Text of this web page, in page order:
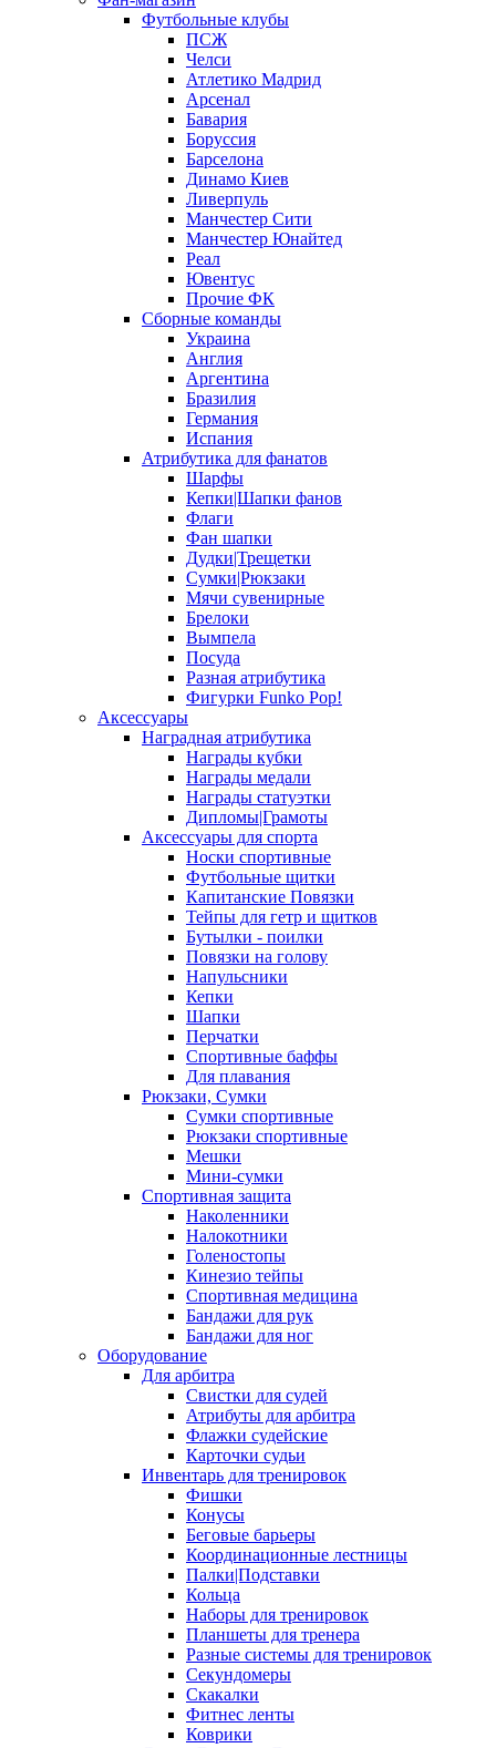
Футбольные клубы
ПСЖ
Челси
Атлетико Мадрид
Арсенал
Бавария
Боруссия
Барселона
Динамо Киев
Ливерпуль
Манчестер Сити
Манчестер Юнайтед
Реал
Ювентус
Прочие ФК
Сборные команды
Украина
Англия
Аргентина
Бразилия
Германия
Испания
Атрибутика для фанатов
Шарфы
Кепки|Шапки фанов
Флаги
Фан шапки
Дудки|Трещетки
Сумки|Рюкзаки
Мячи сувенирные
Брелоки
Вымпела
Посуда
Разная атрибутика
Фигурки Funko Pop!
Аксессуары
Наградная атрибутика
Награды кубки
Награды медали
Награды статуэтки
Дипломы|Грамоты
Аксессуары для спорта
Носки спортивные
Футбольные щитки
Капитанские Повязки
Тейпы для гетр и щитков
Бутылки - поилки
Повязки на голову
Напульсники
Кепки
Шапки
Перчатки
Спортивные баффы
Для плавания
Рюкзаки, Сумки
Сумки спортивные
Рюкзаки спортивные
Мешки
Мини-сумки
Спортивная защита
Наколенники
Налокотники
Голеностопы
Кинезио тейпы
Спортивная медицина
Бандажи для рук
Бандажи для ног
Оборудование
Для арбитра
Свистки для судей
Атрибуты для арбитра
Флажки судейские
Карточки судьи
Инвентарь для тренировок
Фишки
Конусы
Беговые барьеры
Координационные лестницы
Палки|Подставки
Кольца
Наборы для тренировок
Планшеты для тренера
Разные системы для тренировок
Секундомеры
Скакалки
Фитнес ленты
Коврики